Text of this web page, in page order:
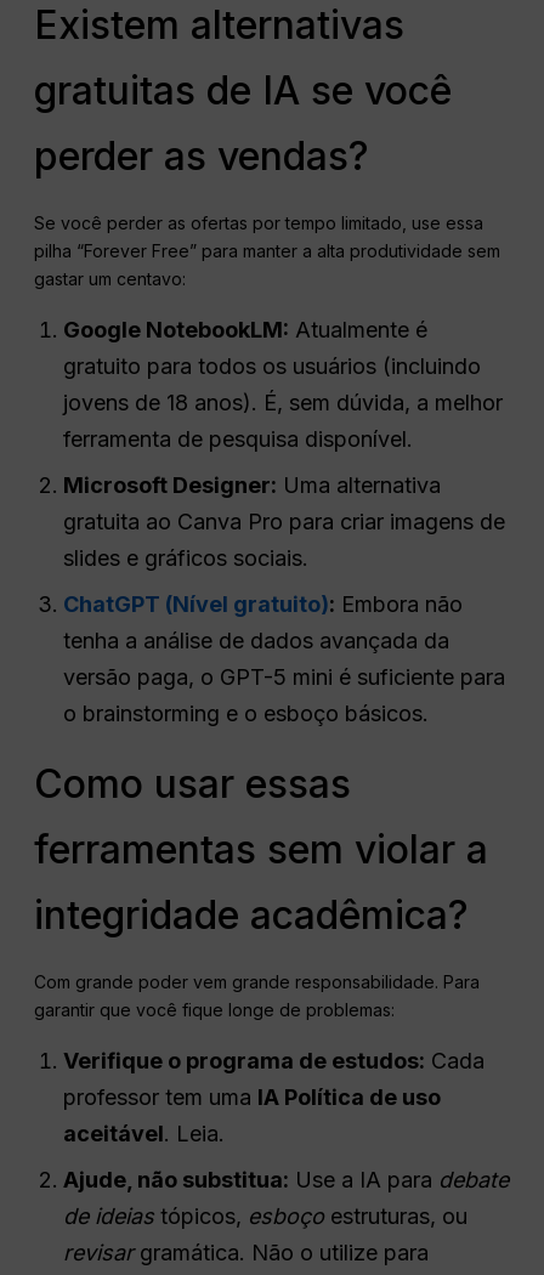
Existem alternativas
gratuitas de IA se você
perder as vendas?
Se você perder as ofertas por tempo limitado, use essa
pilha “Forever Free” para manter a alta produtividade sem
gastar um centavo:
Google NotebookLM: Atualmente é
gratuito para todos os usuários (incluindo
jovens de 18 anos). É, sem dúvida, a melhor
ferramenta de pesquisa disponível.
Microsoft Designer: Uma alternativa
gratuita ao Canva Pro para criar imagens de
slides e gráficos sociais.
ChatGPT (Nível gratuito): Embora não
tenha a análise de dados avançada da
versão paga, o GPT-5 mini é suficiente para
o brainstorming e o esboço básicos.
Como usar essas
ferramentas sem violar a
integridade acadêmica?
Com grande poder vem grande responsabilidade. Para
garantir que você fique longe de problemas:
Verifique o programa de estudos: Cada
professor tem uma IA Política de uso
aceitável. Leia.
Ajude, não substitua: Use a IA para debate
de ideias tópicos, esboço estruturas, ou
revisargramática. Não o utilize para